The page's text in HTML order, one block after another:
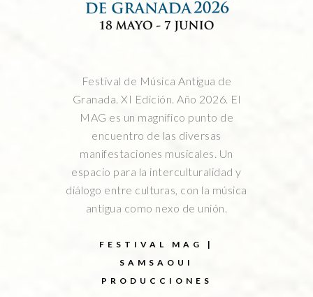
Festival de Música Antigua de
Granada. XI Edición. Año 2026. El
MAG es un magnífico punto de
encuentro de las diversas
manifestaciones musicales. Un
espacio para la interculturalidad y
diálogo entre culturas, con la música
antigua como nexo de unión.
FESTIVAL MAG |
SAMSAOUI
PRODUCCIONES